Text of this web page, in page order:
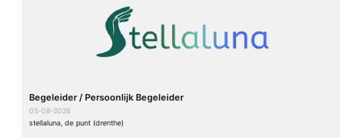
Begeleider / Persoonlijk Begeleider
05-08-2026
stellaluna, de punt (drenthe)